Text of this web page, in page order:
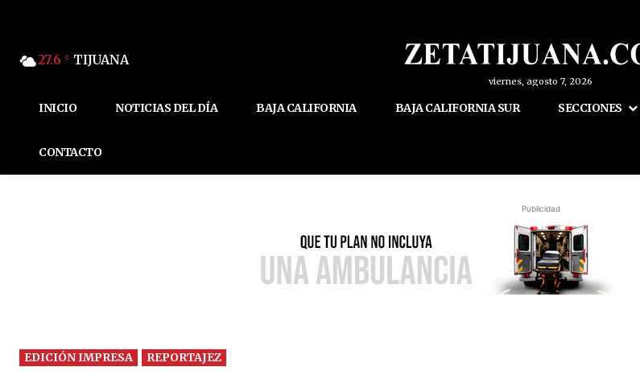
27.6 C TIJUANA
viernes, agosto 7, 2026
INICIO NOTICIAS DEL DÍA BAJA CALIFORNIA BAJA CALIFORNIA SUR SECCIONES
CONTACTO
Publicidad
EDICIÓN IMPRESA REPORTAJEZ